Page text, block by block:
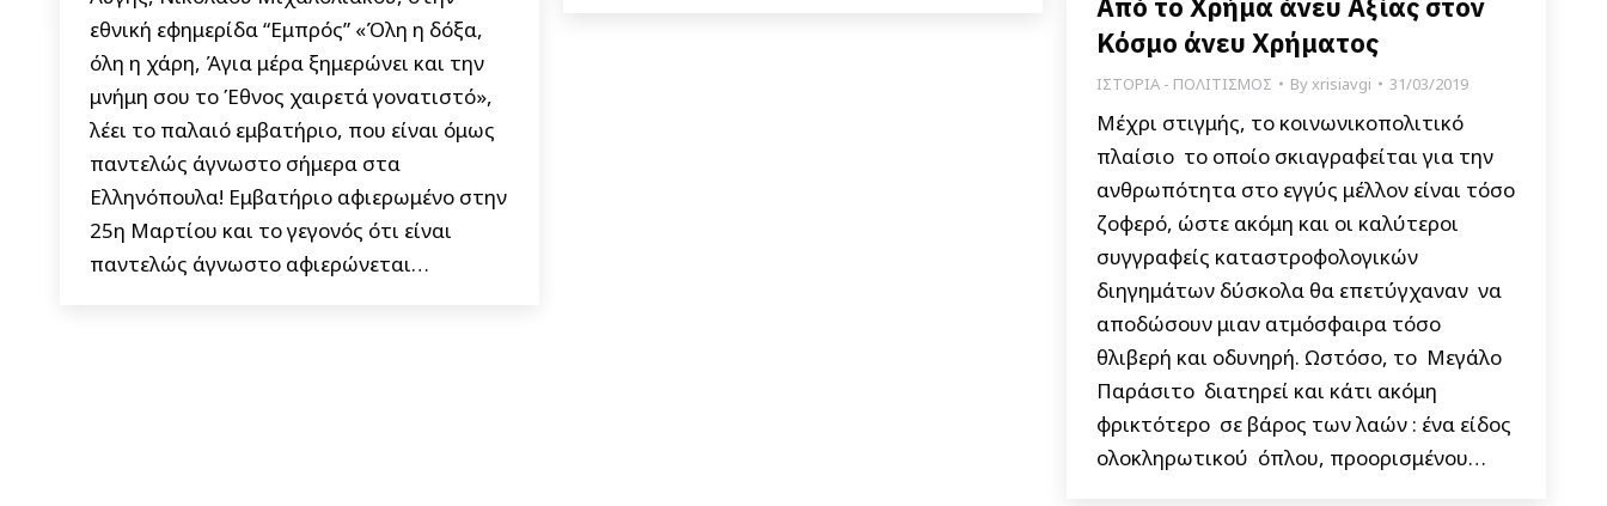
εθνική εφημερίδα “Εμπρός” «Όλη η δόξα,
όλη η χάρη, Άγια μέρα ξημερώνει και την
μνήμη σου το Έθνος χαιρετά γονατιστό»,
λέει το παλαιό εμβατήριο, που είναι όμως
παντελώς άγνωστο σήμερα στα
Ελληνόπουλα! Εμβατήριο αφιερωμένο στην
25η Μαρτίου και το γεγονός ότι είναι
παντελώς άγνωστο αφιερώνεται…
Κόσμο άνευ Χρήματος
ΙΣΤΟΡΙΑ - ΠΟΛΙΤΙΣΜΟΣ Byxrisiavgi 31/03/2019
Μέχρι στιγμής, το κοινωνικοπολιτικό
πλαίσιο το οποίο σκιαγραφείται για την
ανθρωπότητα στο εγγύς μέλλον είναι τόσο
ζοφερό, ώστε ακόμη και οι καλύτεροι
συγγραφείς καταστροφολογικών
διηγημάτων δύσκολα θα επετύγχαναν να
αποδώσουν μιαν ατμόσφαιρα τόσο
θλιβερή και οδυνηρή. Ωστόσο, το Μεγάλο
Παράσιτο διατηρεί και κάτι ακόμη
φρικτότερο σε βάρος των λαών : ένα είδος
ολοκληρωτικού όπλου, προορισμένου…